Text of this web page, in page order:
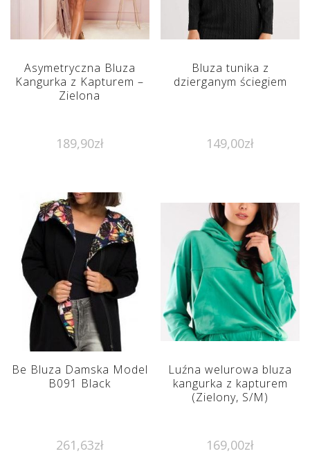
Asymetryczna Bluza
Kangurka z Kapturem –
Zielona
189,90zł
Bluza tunika z
dzierganym ściegiem
149,00zł
Be Bluza Damska Model
B091 Black
261,63zł
Luźna welurowa bluza
kangurka z kapturem
(Zielony, S/M)
169,00zł